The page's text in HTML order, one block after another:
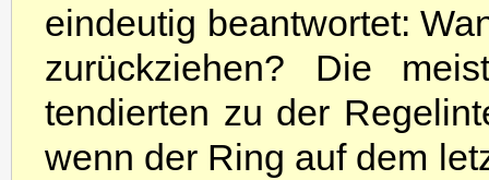
eindeutig beantwortet:
zurückziehen? Die
tendierten zu der
wenn der Ring auf dem